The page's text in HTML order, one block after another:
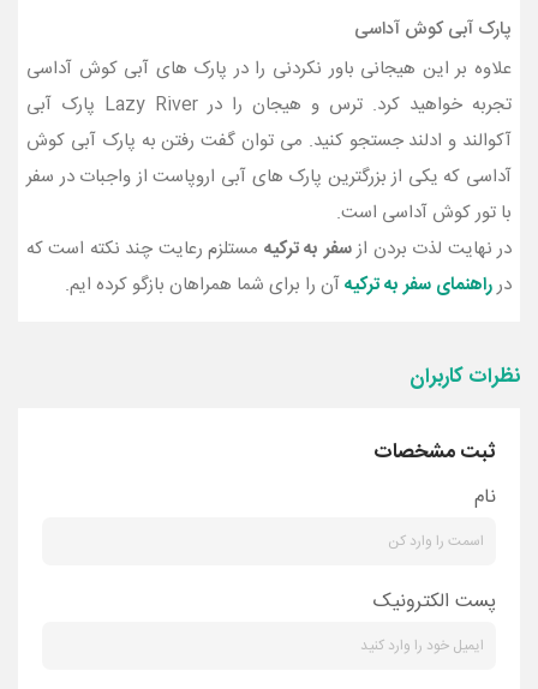
پارک آبی کوش آداسی
علاوه بر این هیجانی باور نکردنی را در پارک های آبی کوش آداسی
تجربه خواهید کرد. ترس و هیجان را در Lazy River پارک آبی
آکوالند و ادلند جستجو کنید. می توان گفت رفتن به پارک آبی کوش‌
آداسی که یکی از بزرگترین پارک‌ های آبی اروپاست از واجبات در سفر
با تور کوش آداسی است.
در نهایت لذت بردن ازسفر به ترکیه مستلزم رعایت چند نکته است که
درراهنمای سفر به ترکیهآن را برای شما همراهان بازگو کرده ایم.
نظرات کاربران
ثبت مشخصات
نام
پست الکترونیک